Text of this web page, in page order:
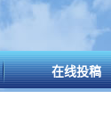
在线投稿